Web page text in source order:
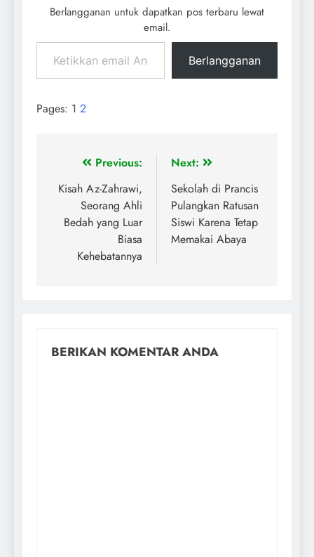
Berlangganan untuk dapatkan pos terbaru lewat
email.
Berlangganan
Pages: 1 2
Previous:
Kisah Az-Zahrawi,
Seorang Ahli
Bedah yang Luar
Biasa
Kehebatannya
Next:
Sekolah di Prancis
Pulangkan Ratusan
Siswi Karena Tetap
Memakai Abaya
BERIKAN KOMENTAR ANDA